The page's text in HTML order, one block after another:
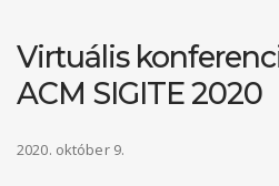
Virtuális
ACM SIGITE 2020
2020. október 9.